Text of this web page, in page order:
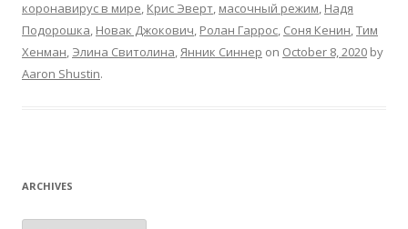
коронавирус в мире, Крис Эверт, масочный режим, Надя
Подорошка, Новак Джокович, Ролан Гаррос, Соня Кенин,Тим
Хенман, Элина Свитолина,Янник Синнер on October 8, 2020 by
Aaron Shustin.
ARCHIVES
Archives